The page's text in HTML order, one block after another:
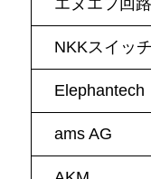
エヌエフ回
NKKスイッチ
Elephantech
ams AG